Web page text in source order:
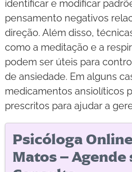
identificar e modificar
pensamento negativos
direção. Além disso,
como a meditação e a
podem ser úteis para
de ansiedade. Em alguns
medicamentos ansiolíticos
prescritos para ajudar a
Psicóloga
Matos – Agende